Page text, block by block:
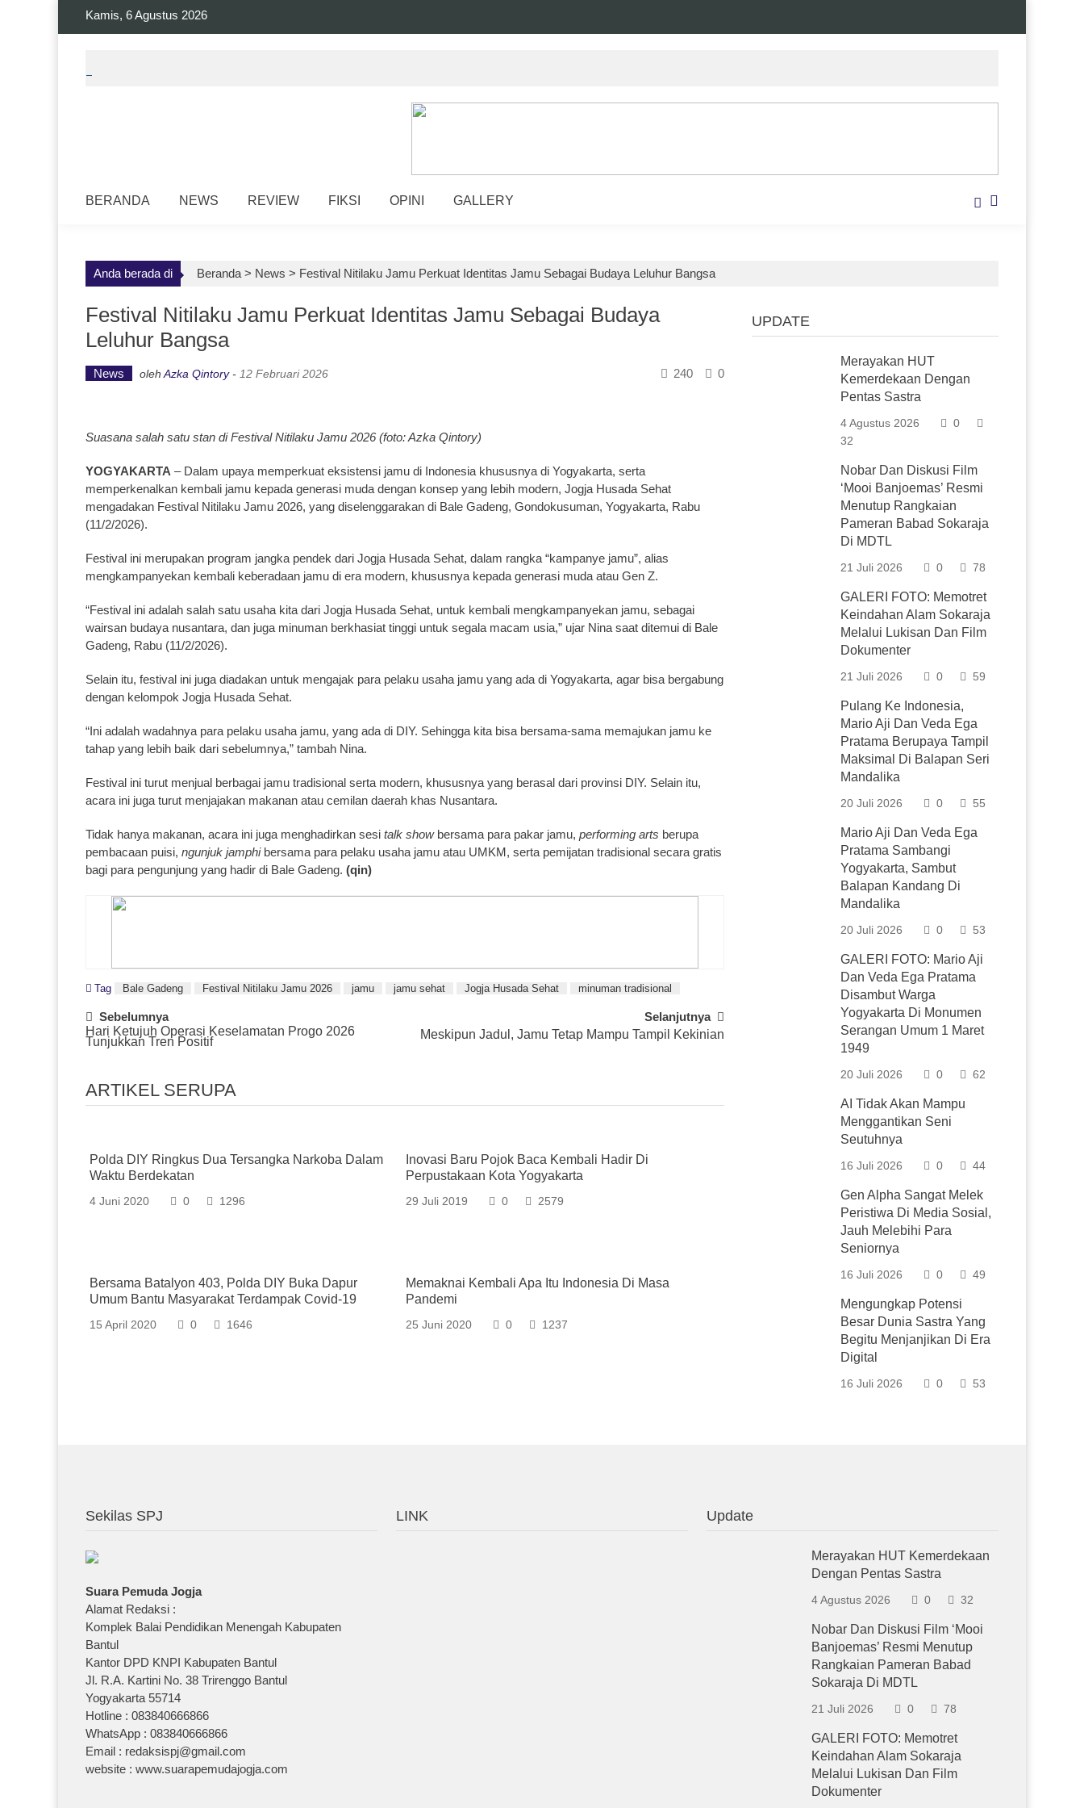
Kamis, 6 Agustus 2026
BERANDA NEWS REVIEW FIKSI OPINI GALLERY
Anda berada di Beranda > News > Festival Nitilaku Jamu Perkuat Identitas Jamu Sebagai Budaya Leluhur Bangsa
Festival Nitilaku Jamu Perkuat Identitas Jamu Sebagai Budaya
Leluhur Bangsa
News oleh Azka Qintory- 12 Februari 2026 0
240
Suasana salah satu stan di Festival Nitilaku Jamu 2026 (foto: Azka Qintory)
YOGYAKARTA – Dalam upaya memperkuat eksistensi jamu di Indonesia khususnya di Yogyakarta, serta
memperkenalkan kembali jamu kepada generasi muda dengan konsep yang lebih modern, Jogja Husada Sehat
mengadakan Festival Nitilaku Jamu 2026, yang diselenggarakan di Bale Gadeng, Gondokusuman, Yogyakarta, Rabu
(11/2/2026).
Festival ini merupakan program jangka pendek dari Jogja Husada Sehat, dalam rangka “kampanye jamu”, alias
mengkampanyekan kembali keberadaan jamu di era modern, khususnya kepada generasi muda atau Gen Z.
“Festival ini adalah salah satu usaha kita dari Jogja Husada Sehat, untuk kembali mengkampanyekan jamu, sebagai
wairsan budaya nusantara, dan juga minuman berkhasiat tinggi untuk segala macam usia,” ujar Nina saat ditemui di Bale
Gadeng, Rabu (11/2/2026).
Selain itu, festival ini juga diadakan untuk mengajak para pelaku usaha jamu yang ada di Yogyakarta, agar bisa bergabung
dengan kelompok Jogja Husada Sehat.
“Ini adalah wadahnya para pelaku usaha jamu, yang ada di DIY. Sehingga kita bisa bersama-sama memajukan jamu ke
tahap yang lebih baik dari sebelumnya,” tambah Nina.
Festival ini turut menjual berbagai jamu tradisional serta modern, khususnya yang berasal dari provinsi DIY. Selain itu,
acara ini juga turut menjajakan makanan atau cemilan daerah khas Nusantara.
Tidak hanya makanan, acara ini juga menghadirkan sesi talk showbersama para pakar jamu, performing arts berupa
pembacaan puisi, ngunjuk jamphibersama para pelaku usaha jamu atau UMKM, serta pemijatan tradisional secara gratis
bagi para pengunjung yang hadir di Bale Gadeng. (qin)
Tag Bale Gadeng Festival Nitilaku Jamu 2026 jamu jamu sehat Jogja Husada Sehat minuman tradisional
Post
Navigation
Sebelumnya
Hari Ketujuh Operasi Keselamatan Progo 2026
Tunjukkan Tren Positif
Selanjutnya
Meskipun Jadul, Jamu Tetap Mampu Tampil Kekinian
ARTIKEL SERUPA
Polda DIY Ringkus Dua Tersangka Narkoba Dalam
Waktu Berdekatan
4 Juni 2020 0 1296
Inovasi Baru Pojok Baca Kembali Hadir Di
Perpustakaan Kota Yogyakarta
29 Juli 2019 0 2579
Bersama Batalyon 403, Polda DIY Buka Dapur
Umum Bantu Masyarakat Terdampak Covid-19
15 April 2020 0 1646
Memaknai Kembali Apa Itu Indonesia Di Masa
Pandemi
25 Juni 2020 0 1237
UPDATE
Merayakan HUT
Kemerdekaan Dengan
Pentas Sastra
4 Agustus 2026
0
32
Nobar Dan Diskusi Film
‘Mooi Banjoemas’ Resmi
Menutup Rangkaian
Pameran Babad Sokaraja
Di MDTL
21 Juli 2026 0 78
GALERI FOTO: Memotret
Keindahan Alam Sokaraja
Melalui Lukisan Dan Film
Dokumenter
21 Juli 2026 0 59
Pulang Ke Indonesia,
Mario Aji Dan Veda Ega
Pratama Berupaya Tampil
Maksimal Di Balapan Seri
Mandalika
20 Juli 2026 0 55
Mario Aji Dan Veda Ega
Pratama Sambangi
Yogyakarta, Sambut
Balapan Kandang Di
Mandalika
20 Juli 2026 0 53
GALERI FOTO: Mario Aji
Dan Veda Ega Pratama
Disambut Warga
Yogyakarta Di Monumen
Serangan Umum 1 Maret
1949
20 Juli 2026 0 62
AI Tidak Akan Mampu
Menggantikan Seni
Seutuhnya
16 Juli 2026 0 44
Gen Alpha Sangat Melek
Peristiwa Di Media Sosial,
Jauh Melebihi Para
Seniornya
16 Juli 2026 0 49
Mengungkap Potensi
Besar Dunia Sastra Yang
Begitu Menjanjikan Di Era
Digital
16 Juli 2026 0 53
Sekilas SPJ
Suara Pemuda Jogja
Alamat Redaksi :
Komplek Balai Pendidikan Menengah Kabupaten
Bantul
Kantor DPD KNPI Kabupaten Bantul
Jl. R.A. Kartini No. 38 Trirenggo Bantul
Yogyakarta 55714
Hotline : 083840666866
WhatsApp : 083840666866
Email : redaksispj@gmail.com
website : www.suarapemudajogja.com
LINK Update
Merayakan HUT Kemerdekaan
Dengan Pentas Sastra
4 Agustus 2026 0 32
Nobar Dan Diskusi Film ‘Mooi
Banjoemas’ Resmi Menutup
Rangkaian Pameran Babad
Sokaraja Di MDTL
21 Juli 2026 0 78
GALERI FOTO: Memotret
Keindahan Alam Sokaraja
Melalui Lukisan Dan Film
Dokumenter